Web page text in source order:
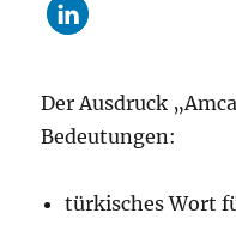
Der Ausdruck
Bedeutungen:
türkisches Wort